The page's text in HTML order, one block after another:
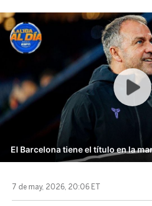
El Barcelona tiene el título en la
7 de may, 2026, 20:06 ET